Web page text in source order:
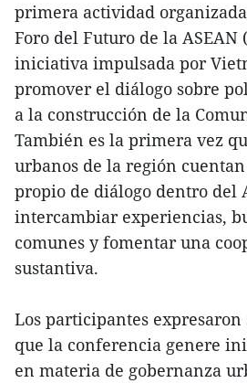
primera actividad
Foro del Futuro de la ASEAN
iniciativa impulsada por
promover el diálogo sobre
a la construcción de la
También es la primera vez
urbanos de la región
propio de diálogo dentro del
intercambiar experiencias,
comunes y fomentar una
sustantiva.
Los participantes expresaron
que la conferencia genere
en materia de gobernanza